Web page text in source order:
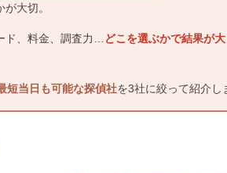
大切。
ド、料金、調査力…
どこを選ぶかで結果が
短当日も可能な探偵社を3社に絞って紹介し